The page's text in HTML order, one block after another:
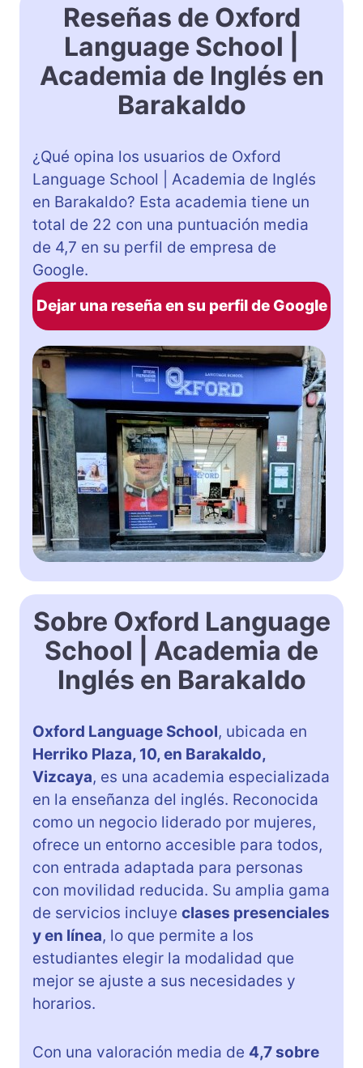
Reseñas de Oxford
Language School |
Academia de Inglés en
Barakaldo
¿Qué opina los usuarios de Oxford
Language School | Academia de Inglés
en Barakaldo? Esta academia tiene un
total de 22 con una puntuación media
de 4,7 en su perfil de empresa de
Google.
Dejar una reseña en su perfil de Google
Sobre Oxford Language
School | Academia de
Inglés en Barakaldo
Oxford Language School, ubicada en
Herriko Plaza, 10, en Barakaldo,
Vizcaya, es una academia especializada
en la enseñanza del inglés. Reconocida
como un negocio liderado por mujeres,
ofrece un entorno accesible para todos,
con entrada adaptada para personas
con movilidad reducida. Su amplia gama
de servicios incluye clases presenciales
y en línea, lo que permite a los
estudiantes elegir la modalidad que
mejor se ajuste a sus necesidades y
horarios.
Con una valoración media de 4,7 sobre